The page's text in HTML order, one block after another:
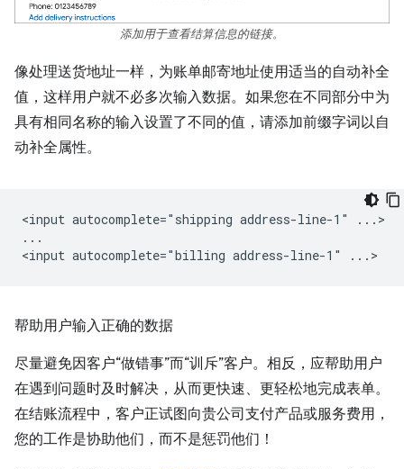
添加用于查看结算信息的链接。
像处理送货地址一样，为账单邮寄地址使用适当的自动补全
值，这样用户就不必多次输入数据。如果您在不同部分中为
具有相同名称的输入设置了不同的值，请添加前缀字词以自
动补全属性。
<input autocomplete="shipping address-line-1" ...>
...
帮助用户输入正确的数据
尽量避免因客户“做错事”而“训斥”客户。相反，应帮助用户
在遇到问题时及时解决，从而更快速、更轻松地完成表单。
在结账流程中，客户正试图向贵公司支付产品或服务费用，
您的工作是协助他们，而不是惩罚他们！